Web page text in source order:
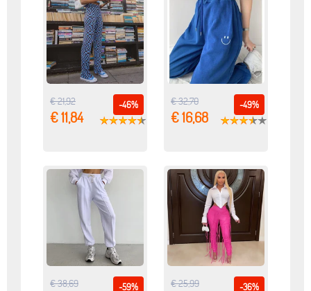
-46%
€ 21,92
€ 11,84
-49%
€ 32,70
€ 16,68
-59%
€ 38,69 -36%
€ 25,99